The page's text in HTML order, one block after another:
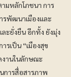
มหลักโภชนา การ
รพัฒนาเมืองและ
ะยั่งยืน อีกทั้ง ยังมุ่ง
รเป็น “เมืองสุข
งานในลักษณะ
การสื่อสารภาพ